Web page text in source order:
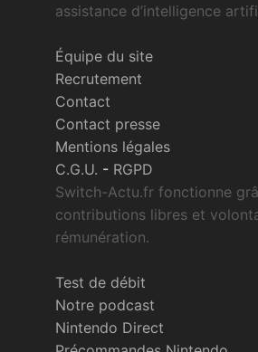
assistance d’intelligence
Équipe du site
Recrutement
Contact
Contact presse
Mentions légales
C.G.U. - RGPD
Switch-Actu.fr fonctionne
contributions libres et
rémunération.
Test de débit
Notre podcast
Nintendo Direct